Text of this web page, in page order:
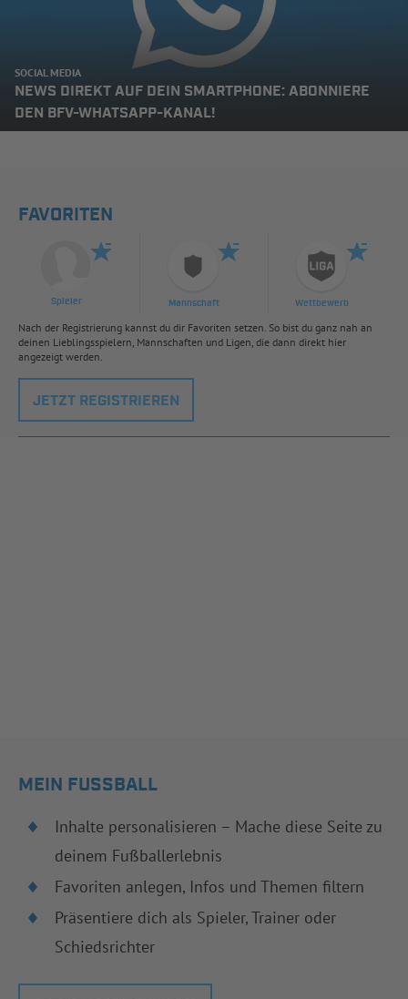
SOCIAL MEDIA
NEWS DIREKT AUF DEIN SMARTPHONE: ABONNIERE
DEN BFV-WHATSAPP-KANAL!
FAVORITEN
Spieler Mannschaft Wettbewerb
Nach der Registrierung kannst du dir Favoriten setzen. So bist du ganz nah an
deinen Lieblingsspielern, Mannschaften und Ligen, die dann direkt hier
angezeigt werden.
JETZT REGISTRIEREN
MEIN FUSSBALL
Inhalte personalisieren – Mache diese Seite zu
deinem Fußballerlebnis
Favoriten anlegen, Infos und Themen filtern
Präsentiere dich als Spieler, Trainer oder
Schiedsrichter